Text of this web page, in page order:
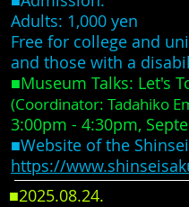
Adults: 1,000 yen
Free for college and
and those with a
■Museum Talks: Let's
(Coordinator: Tadahiko
3:00pm - 4:30pm,
■Website of the
https://
■2025.08.24.